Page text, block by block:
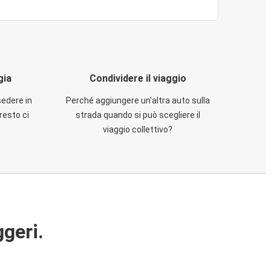
in
ci
Condividere il viaggio
Perché aggiungere un'altra auto sulla
strada quando si può scegliere il
viaggio collettivo?